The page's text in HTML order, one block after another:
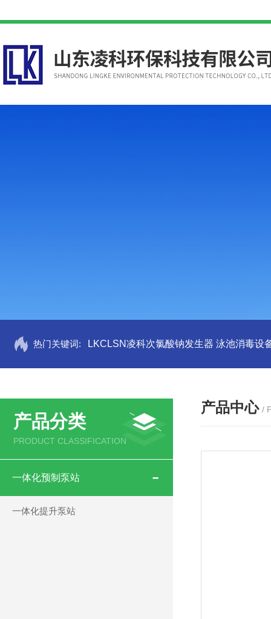
热门关键词: LKCLSN凌科次氯酸钠发生器 泳池消毒设
产品分类
PRODUCT CLASSIFICATION
一体化预制泵站
一体化提升泵站
产品中心 /